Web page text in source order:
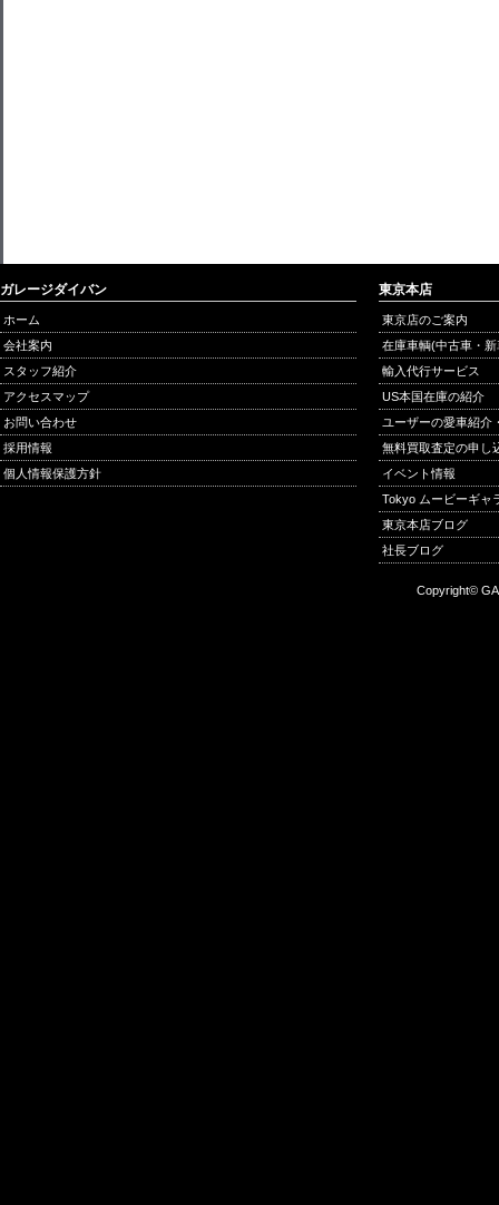
ガレージダイバン
ホーム
会社案内
スタッフ紹介
アクセスマップ
お問い合わせ
採用情報
個人情報保護方針
東京本店
東京店のご案内
在庫車輌(中古車・
輸入代行サービス
US本国在庫の紹介
ユーザーの愛車紹介
無料買取査定の申し
イベント情報
Tokyo ムービーギャ
東京本店ブログ
社長ブログ
Copyright©